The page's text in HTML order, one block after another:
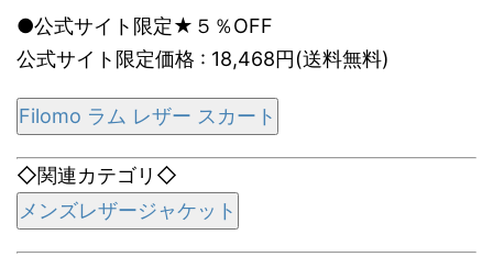
●公式サイト限定★５％OFF
公式サイト限定価格 : 18,468円(送料無料)
Filomo ラム レザー スカート
◇関連カテゴリ◇
メンズレザージャケット